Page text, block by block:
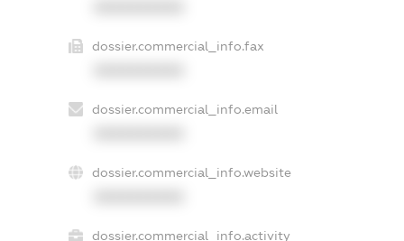
dossier.commercial_info.fax
dossier.commercial_info.email
dossier.commercial_info.website
dossier.commercial_info.activity